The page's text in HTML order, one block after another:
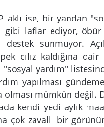
aklı ise, bir yandan
gibi laflar ediyor,
sunmuyor.
cılız kaldığına
"sosyal yardım"
yapılması
olması mümkün değil.
kendi yedi aylık
çok zavallı bir